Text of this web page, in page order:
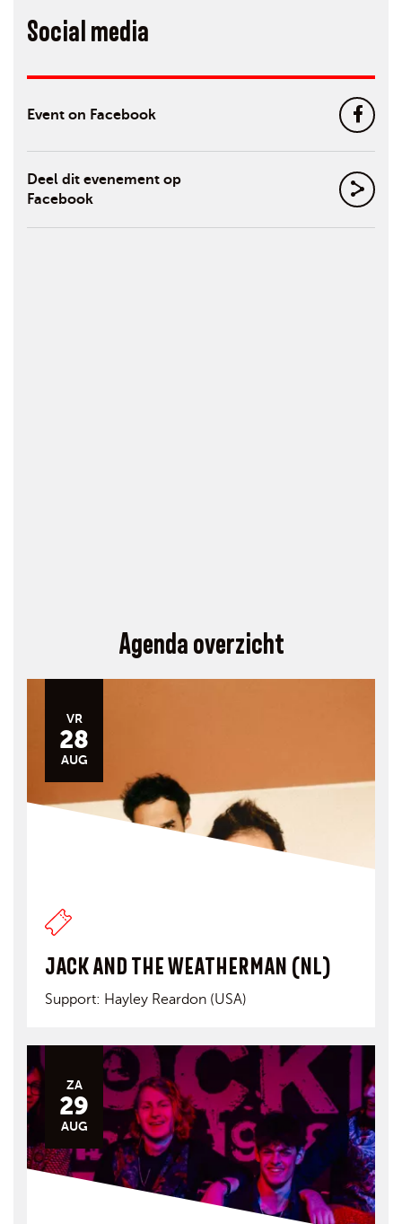
Social media
Event on Facebook
Deel dit evenement op
Facebook
Agenda overzicht
VR
28
AUG
JACK AND THE WEATHERMAN (NL)
Support: Hayley Reardon (USA)
ZA
29
AUG